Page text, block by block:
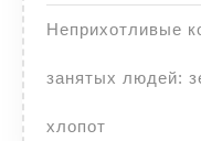
Неприхотливые
занятых людей:
хлопот